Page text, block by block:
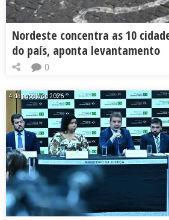
Nordeste concentra as 10
do país, aponta levantamento
0
4 de agosto de 2026